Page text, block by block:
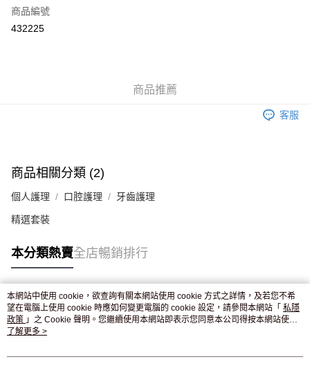
Apple Pay
付款後門市自取，訂單確認後2-4個工作天到店，7天內取。逾期後
商品編號
432225
商品推薦
客服
商品相關分類 (2)
個人護理 口腔護理 牙齒護理
精選套裝
本分類熱賣全店暢銷排行
熱門標籤
熱銷排行
本網站中使用 cookie，欲查詢有關本網站使用 cookie 方式之詳情，及若您不希
望在電腦上使用 cookie 時應如何變更電腦的 cookie 設定，請參閱本網站「 私隱
政策 」之 Cookie 聲明。您繼續使用本網站即表示您同意本公司得按本網站使用
條款之 Cookie 聲明使用 cookie。
了解更多 >